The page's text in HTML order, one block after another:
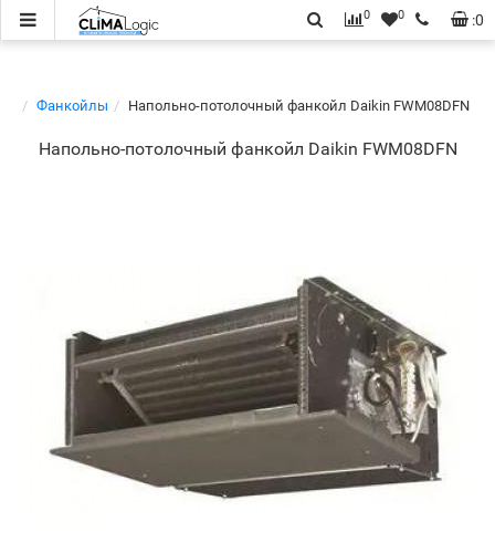
:0
0 0
Фанкойлы Напольно-потолочный фанкойл Daikin FWM08DFN
Напольно-потолочный фанкойл Daikin FWM08DFN